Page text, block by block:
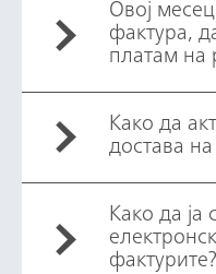
Овој
фактура,
платам на
Како да
достава
Како да ја
фактурите?